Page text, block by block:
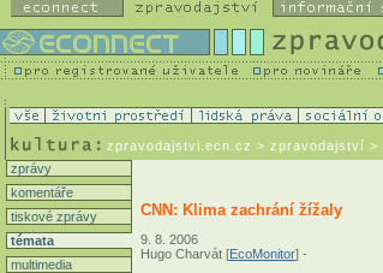
zpravodajstvi.ecn.cz > zpravodajství >
zprávy
komentáře
tiskové zprávy
témata
multimedia
CNN: Klima zachrání žížaly
9. 8. 2006
Hugo Charvát [EcoMonitor] -